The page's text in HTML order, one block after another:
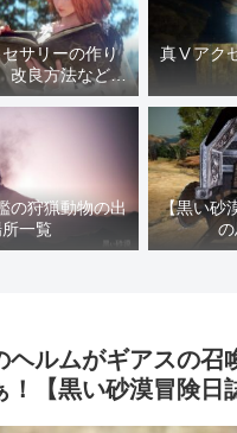
サリーの作り
改良方法などま
冒険日誌１４１
真Ⅴアク
の狩猟動物の出
一覧
【黒い砂
ヘルムがギアスの召
！【黒い砂漠冒険日